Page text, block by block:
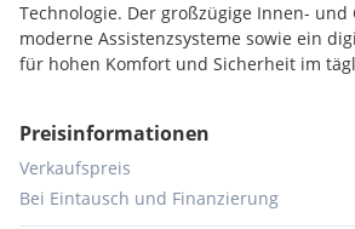
Technologie. Der großzügige Innen- und
moderne Assistenzsysteme sowie ein
für hohen Komfort und Sicherheit im
Alle Angaben ohne Gewähr,
Es handelt sich um ein Symbolfoto –
Eine Besichtigung des Fahrzeugs ist an
Preisinformationen
Verkaufspreis
Bei Eintausch und Finanzierung